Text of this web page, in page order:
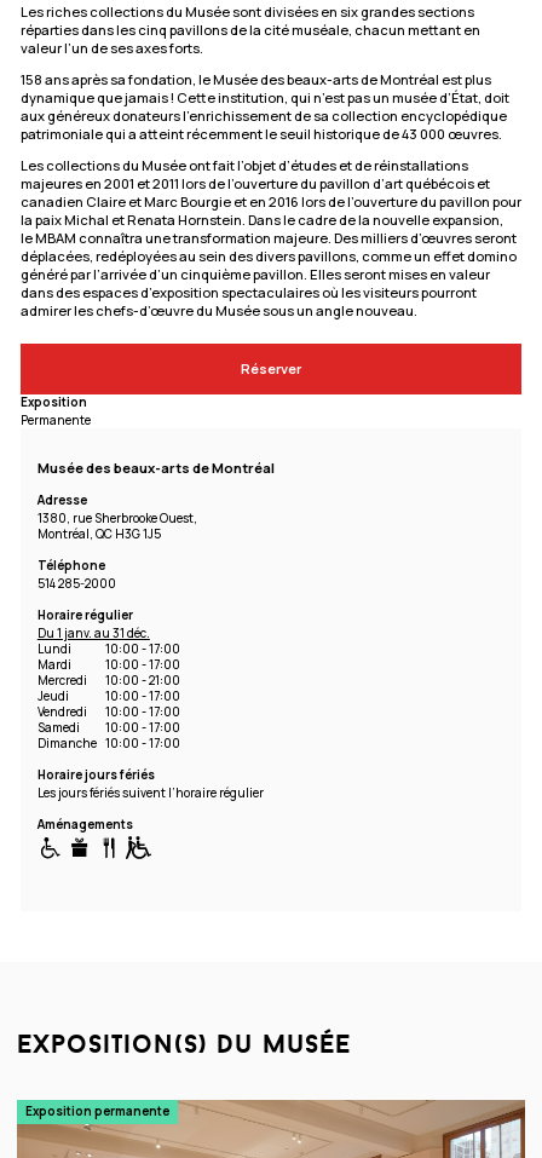
Les riches collections du Musée sont divisées en six grandes sections
réparties dans les cinq pavillons de la cité muséale, chacun mettant en
valeur l’un de ses axes forts.
158 ans après sa fondation, le Musée des beaux-arts de Montréal est plus
dynamique que jamais ! Cette institution, qui n’est pas un musée d’État, doit
aux généreux donateurs l’enrichissement de sa collection encyclopédique
patrimoniale qui a atteint récemment le seuil historique de 43 000 œuvres.
Les collections du Musée ont fait l’objet d’études et de réinstallations
majeures en 2001 et 2011 lors de l’ouverture du pavillon d’art québécois et
canadien Claire et Marc Bourgie et en 2016 lors de l’ouverture du pavillon pour
la paix Michal et Renata Hornstein. Dans le cadre de la nouvelle expansion,
le MBAM connaîtra une transformation majeure. Des milliers d’œuvres seront
déplacées, redéployées au sein des divers pavillons, comme un effet domino
généré par l’arrivée d’un cinquième pavillon. Elles seront mises en valeur
dans des espaces d’exposition spectaculaires où les visiteurs pourront
admirer les chefs-d’œuvre du Musée sous un angle nouveau.
Réserver
Exposition
Permanente
Musée des beaux-arts de Montréal
Adresse
1380, rue Sherbrooke Ouest,
Montréal, QC H3G 1J5
Téléphone
514 285-2000
Horaire régulier
Du 1 janv. au 31 déc.
Lundi
10:00 - 17:00
Mardi
10:00 - 17:00
Mercredi
10:00 - 21:00
Jeudi
10:00 - 17:00
Vendredi
10:00 - 17:00
Samedi
10:00 - 17:00
Dimanche 10:00 - 17:00
Horaire jours fériés
Les jours fériés suivent l’horaire régulier
Aménagements
exposition(s) du musée
Exposition permanente